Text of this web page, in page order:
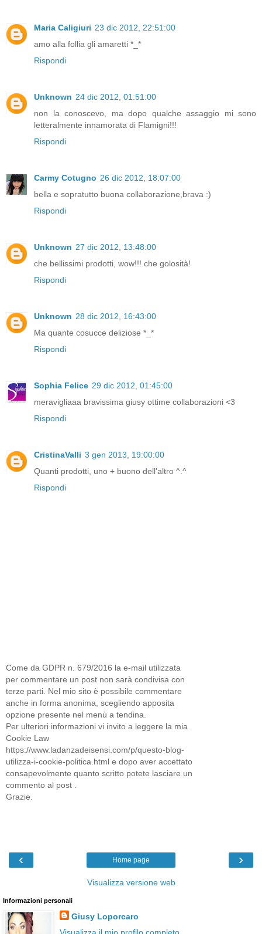
Maria Caligiuri 23 dic 2012, 22:51:00
amo alla follia gli amaretti *_*
Rispondi
Unknown 24 dic 2012, 01:51:00
non la conoscevo, ma dopo qualche assaggio mi sono
letteralmente innamorata di Flamigni!!!
Rispondi
Carmy Cotugno 26 dic 2012, 18:07:00
bella e sopratutto buona collaborazione,brava :)
Rispondi
Unknown 27 dic 2012, 13:48:00
che bellissimi prodotti, wow!!! che golosità!
Rispondi
Unknown 28 dic 2012, 16:43:00
Ma quante cosucce deliziose *_*
Rispondi
Sophia Felice 29 dic 2012, 01:45:00
meravigliaaa bravissima giusy ottime collaborazioni <3
Rispondi
CristinaValli 3 gen 2013, 19:00:00
Quanti prodotti, uno + buono dell'altro ^.^
Rispondi
Come da GDPR n. 679/2016 la e-mail utilizzata
per commentare un post non sarà condivisa con
terze parti. Nel mio sito è possibile commentare
anche in forma anonima, scegliendo apposita
opzione presente nel menù a tendina.
Per ulteriori informazioni vi invito a leggere la mia
Cookie Law
https://www.ladanzadeisensi.com/p/questo-blog-
utilizza-i-cookie-politica.html e dopo aver accettato
consapevolmente quanto scritto potete lasciare un
commento al post .
Grazie.
‹ ›
Home page
Visualizza versione web
Informazioni personali
Giusy Loporcaro